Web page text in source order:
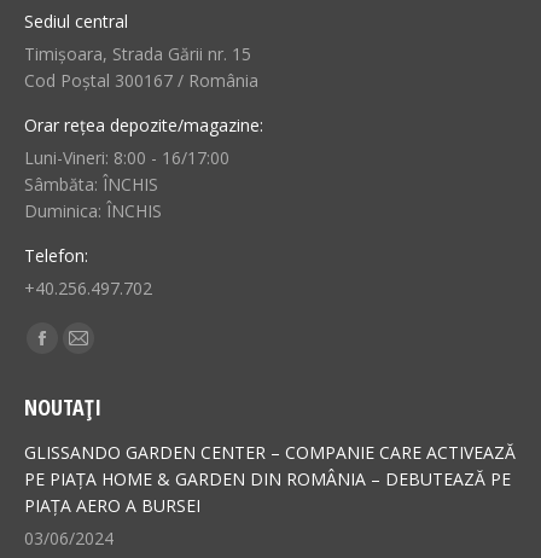
Sediul central
Timișoara, Strada Gării nr. 15
Cod Poștal 300167 / România
Orar rețea depozite/magazine:
Luni-Vineri: 8:00 - 16/17:00
Sâmbăta: ÎNCHIS
Duminica: ÎNCHIS
Telefon:
+40.256.497.702
Find us on:
Facebook
opens
in
new
window
Mail
opens
in
new
window
NOUTAȚI
GLISSANDO GARDEN CENTER – COMPANIE CARE ACTIVEAZĂ
PE PIAȚA HOME & GARDEN DIN ROMÂNIA – DEBUTEAZĂ PE
PIAȚA AERO A BURSEI
03/06/2024